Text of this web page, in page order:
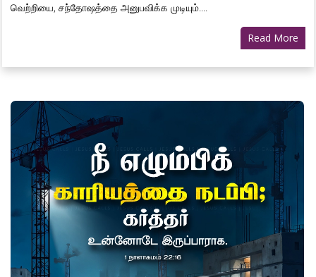
வெற்றியை, சந்தோஷத்தை அனுபவிக்க முடியும்....
Read More